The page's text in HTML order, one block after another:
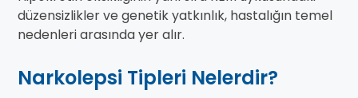
düzensizlikler ve genetik yatkınlık, hastalığın temel
nedenleri arasında yer alır.
Narkolepsi Tipleri Nelerdir?